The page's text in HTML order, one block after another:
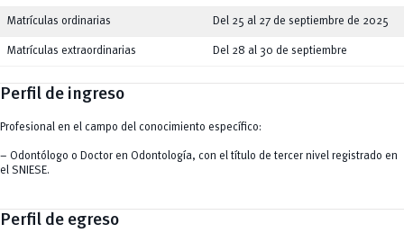
Matrículas ordinarias Del 25 al 27 de septiembre de 2025
Matrículas extraordinarias Del 28 al 30 de septiembre
Perfil de ingreso
Profesional en el campo del conocimiento específico:
– Odontólogo o Doctor en Odontología, con el título de tercer nivel registrado en
el SNIESE.
Perfil de egreso